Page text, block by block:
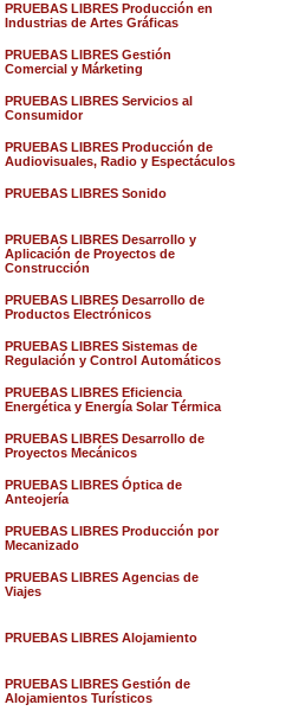
PRUEBAS LIBRES Producción en
Industrias de Artes Gráficas
PRUEBAS LIBRES Gestión
Comercial y Márketing
PRUEBAS LIBRES Servicios al
Consumidor
PRUEBAS LIBRES Producción de
Audiovisuales, Radio y Espectáculos
PRUEBAS LIBRES Sonido
PRUEBAS LIBRES Desarrollo y
Aplicación de Proyectos de
Construcción
PRUEBAS LIBRES Desarrollo de
Productos Electrónicos
PRUEBAS LIBRES Sistemas de
Regulación y Control Automáticos
PRUEBAS LIBRES Eficiencia
Energética y Energía Solar Térmica
PRUEBAS LIBRES Desarrollo de
Proyectos Mecánicos
PRUEBAS LIBRES Óptica de
Anteojería
PRUEBAS LIBRES Producción por
Mecanizado
PRUEBAS LIBRES Agencias de
Viajes
PRUEBAS LIBRES Alojamiento
PRUEBAS LIBRES Gestión de
Alojamientos Turísticos